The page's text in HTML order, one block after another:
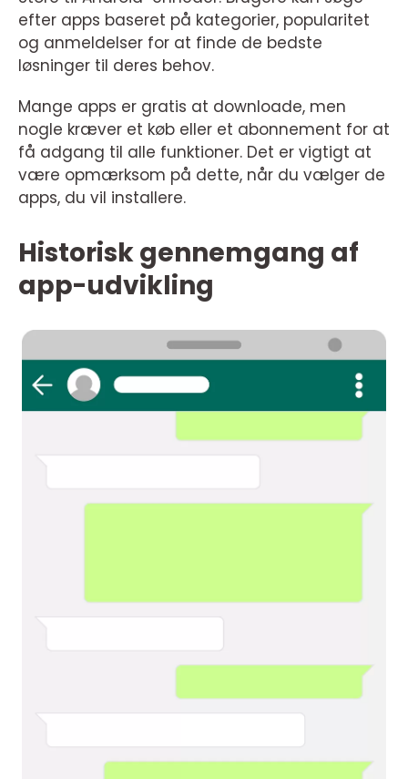
efter apps baseret på kategorier, popularitet
og anmeldelser for at finde de bedste
løsninger til deres behov.
Mange apps er gratis at downloade, men
nogle kræver et køb eller et abonnement for at
få adgang til alle funktioner. Det er vigtigt at
være opmærksom på dette, når du vælger de
apps, du vil installere.
Historisk gennemgang af
app-udvikling